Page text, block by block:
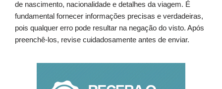
de nascimento, nacionalidade e detalhes da viagem. É
fundamental fornecer informações precisas e verdadeiras,
pois qualquer erro pode resultar na negação do visto. Após
preenchê-los, revise cuidadosamente antes de enviar.